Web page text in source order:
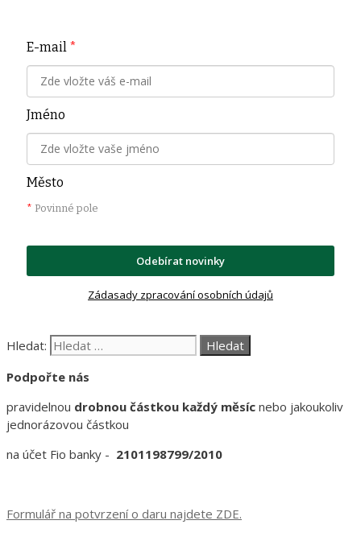
E-mail *
Jméno
Město
* Povinné pole
Odebírat novinky
Zádasady zpracování osobních údajů
Hledat:
Podpořte nás
pravidelnou drobnou částkou každý měsíc nebo jakoukoliv
jednorázovou částkou
na účet Fio banky - 2101198799/2010
Formulář na potvrzení o daru najdete ZDE.